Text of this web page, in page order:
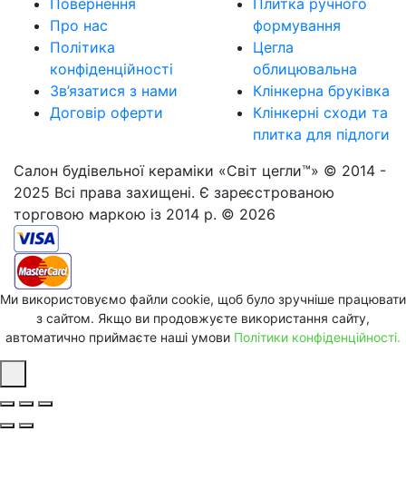
Про нас
Політика
конфіденційності
Зв’язатися з нами
Договір оферти
формування
Цегла
облицювальна
Клінкерна бруківка
Клінкерні сходи та
плитка для підлоги
Салон будівельної кераміки «Світ цегли™» © 2014 -
2025 Всі права захищені. Є зареєстрованою
торговою маркою із 2014 р. © 2026
Ми використовуємо файли cookie, щоб було зручніше працювати
з сайтом. Якщо ви продовжуєте використання сайту,
автоматично приймаєте наші умови Політики конфіденційності.